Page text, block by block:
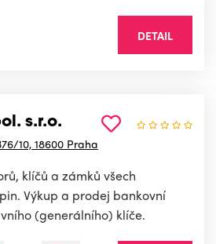
DETAIL
s.r.o.
10, 18600 Praha
klíčů a zámků všech
Výkup a prodej bankovní
(generálního) klíče.